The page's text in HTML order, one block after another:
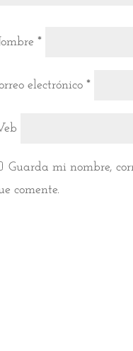
*
electrónico *
Guarda mi nombre,
comente.